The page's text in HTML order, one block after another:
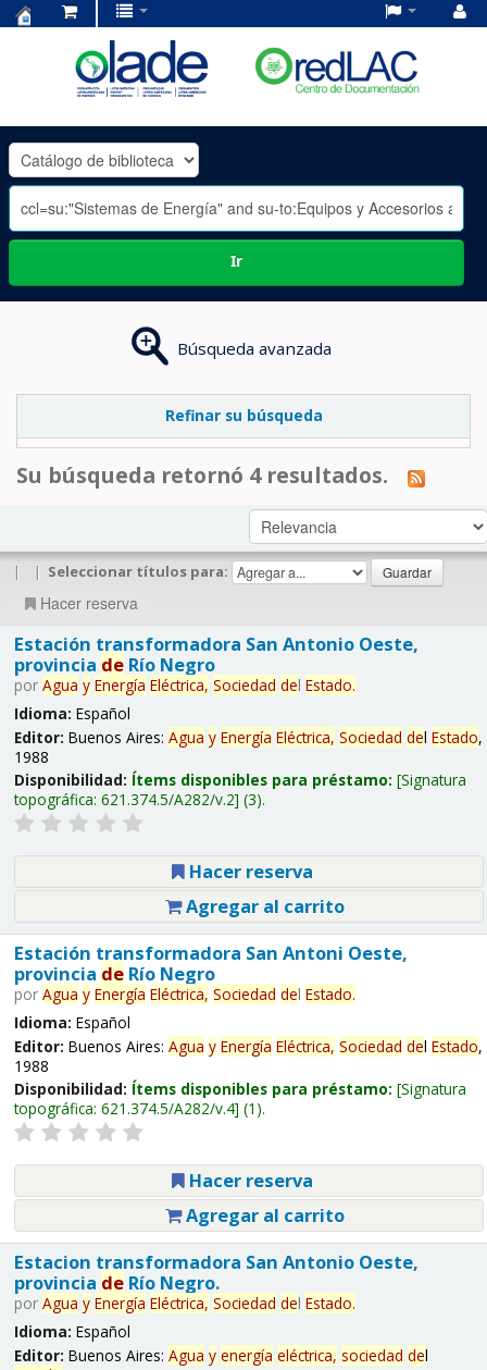
OLADE
-
Ir
Búsqueda avanzada
Refinar su búsqueda
Su búsqueda retornó 4 resultados.
| | Seleccionar títulos para:
Hacer reserva
Estación transformadora San Antonio Oeste,
provincia deRío Negro
por Agua y Energía Eléctrica, Sociedad del Estado.
Idioma: Español
Editor: Buenos Aires: Agua y Energía Eléctrica, Sociedad del Estado,
1988
Disponibilidad: Ítems disponibles para préstamo: Signatura
topográfica: 621.374.5/A282/v.2 (3).
Hacer reserva
Agregar al carrito
Estación transformadora San Antoni Oeste,
provincia deRío Negro
por Agua y Energía Eléctrica, Sociedad del Estado.
Idioma: Español
Editor: Buenos Aires: Agua y Energía Eléctrica, Sociedad del Estado,
1988
Disponibilidad: Ítems disponibles para préstamo: Signatura
topográfica: 621.374.5/A282/v.4 (1).
Hacer reserva
Agregar al carrito
Estacion transformadora San Antonio Oeste,
provincia deRío Negro.
por Agua y Energía Eléctrica, Sociedad del Estado.
Idioma: Español
Editor: Buenos Aires: Agua y energía eléctrica, sociedad del